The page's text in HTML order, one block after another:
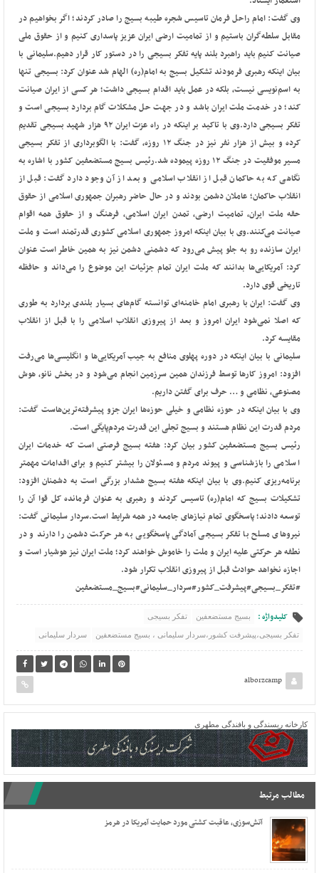
وی گفت: امام راحل فرمان تاسیس شجره طیبه بسیج را صادر کردند؛ اگر بخواهیم در
مقابل سلطه‌گران باستیم و از تمامیت ارضی ایران عزیز پاسداری کنیم و از حقوق ملی
صیانت کنیم باید راهبرد بلند پایه تفکر بسیجی را در دستور کار قرار دهیم.سلیمانی با
بیان اینکه رهبری فرمودند تشکیل بسیج به امام(ره) الهام شد عنوان کرد: بسیجی تنها
به اسم‌نویسی نیست، بلکه در عمل باید اقدام بسیجی داشت؛ هر کسی از ایران صیانت
کند؛ در خدمت ملت ایران باشد و در جهت حل مشکلات گام بردارد بسیجی است و
تفکر بسیجی دارد.
وی با تاکید بر اینکه در راه عزت ایران ۹۲ هزار شهید بسیجی تقدیم
کرده و بیش از هزار نفر نیز در جنگ ۱۲ روزه، گفت: با الگوبرداری از تفکر بسیجی
مسیر موفقیت در جنگ ۱۲ روزه پیموده شد.
رئیس بسیج مستضعفین کشور با اشاره به
نگاهی که به حاکمان قبل از انقلاب اسلامی و بعد از آن وجود دارد گفت: قبل از
انقلاب حاکمان؛ عاملان دشمن بودند و در حال حاضر رهبران جمهوری اسلامی از حقوق
حقه ملت ایران، تمامیت ارضی، تمدن ایران اسلامی، فرهنگ و از حقوق همه اقوام
صیانت می‌کنند.وی با بیان اینکه امروز جمهوری اسلامی کشوری قدرتمند است و ملت
ایران سازنده رو به جلو پیش می‌رود که دشمنی دشمن نیز به همین خاطر است عنوان
کرد: آمریکایی‌ها بدانند که ملت ایران تمام جزئیات این موضوع را می‌داند و حافظه
تاریخی قوی دارد.
وی گفت: ایران با رهبری امام خامنه‌ای توانسته گام‌های بسیار بلندی بردارد به طوری
که اصلا نمی‌شود ایران امروز و بعد از پیروزی انقلاب اسلامی را با قبل از انقلاب
مقایسه کرد.
سلیمانی با بیان اینکه در دوره پهلوی منافع به جیب آمریکایی‌ها و انگلیسی‌ها می‌رفت
افزود: امروز کارها توسط فرزندان همین سرزمین انجام می‌شود و در بخش‌ نانو، هوش
مصنوعی، نظامی و … حرف برای گفتن داریم.
وی با بیان اینکه در حوزه نظامی و خیلی حوزه‌ها ایران جزو پیشرفته‌ترین‌هاست گفت:
مردم قدرت این نظام هستند و بسیج تجلی این قدرت مردم‌پایگی است.
رئیس بسیج مستضعفین کشور بیان کرد: هفته بسیج فرصتی است که خدمات ایران
اسلامی را بازشناسی و پیوند مردم و مسئولان را بیشتر کنیم و برای اقدامات مهمتر
برنامه‌ریزی کنیم.وی با بیان اینکه هفته بسیج هشدار بزرگی است به دشمنان افزود:
تشکیلات بسیج که امام(ره) تاسیس کردند و رهبری به عنوان فرمانده کل قوا آن را
توسعه دادند؛ پاسخگوی تمام نیازهای جامعه در همه شرایط است.سردار سلیمانی گفت:
نیروهای مسلح با تفکر بسیجی آمادگی پاسخگویی به هر حرکت دشمن را دارند و در
نطفه هر حرکتی علیه ایران و ملت را خاموش خواهند کرد؛ ملت ایران نیز هوشیار است و
اجازه نخواهد حوادث قبل از پیروزی انقلاب تکرار شود.
#تفکر_بسیجی#پیشرفت_کشور#سردار_سلیمانی#بسیج_مستضعفین
کلیدواژه : بسیج مستضعفین تفکر بسیجی
تفکر بسیجی،پیشرفت کشور،سردار سلیمانی ، بسیج مستضعفین سردار سلیمانی
alborzcamp
کارخانه ریسندگی و بافندگی مطهری
مطالب مرتبط
آتش‌سوزی، عاقبت کشتی مورد حمایت آمریکا در هرمز